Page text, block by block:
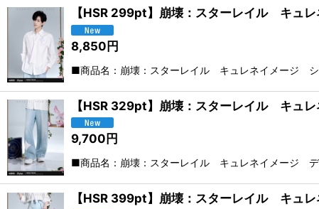
【HSR 299pt】崩壊：スターレイル キュ
8,850円
■商品名：崩壊：スターレイル キュレネイメージ
【HSR 329pt】崩壊：スターレイル キュ
9,700 円
■商品名：崩壊：スターレイル キュレネイメージ デ
【HSR 399pt】崩壊：スターレイル キュ